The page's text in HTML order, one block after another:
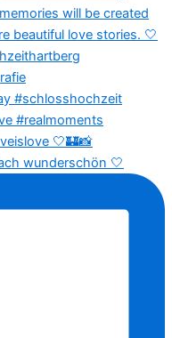
wunderschön 🤍